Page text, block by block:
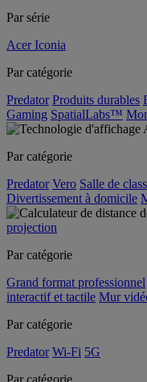
Par série
Acer Iconia
Par catégorie
Predator Produits durables
Gaming SpatialLabs™
Par catégorie
Predator Vero Salle de
Divertissement à domicile
projection
Par catégorie
Grand format professionnel
interactif et tactile Mur
Par catégorie
Predator Wi-Fi 5G
Par catégorie